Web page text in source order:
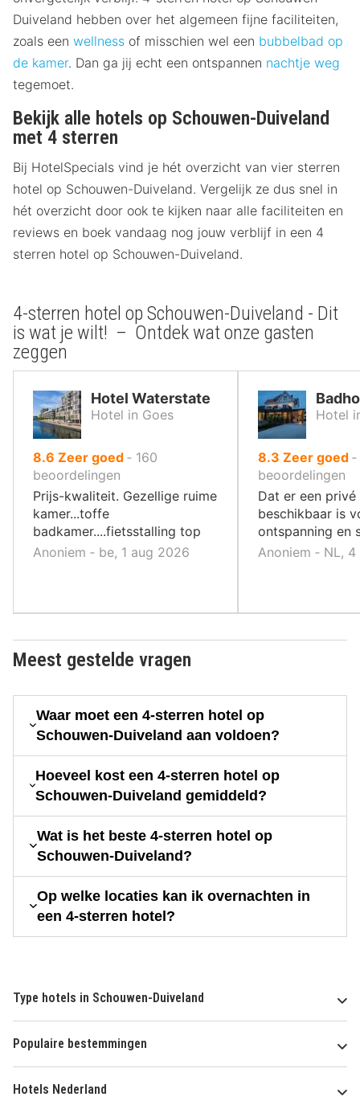
Duiveland hebben over het algemeen fijne faciliteiten,
zoals een wellness of misschien wel een bubbelbad op
de kamer. Dan ga jij echt een ontspannen nachtje weg
tegemoet.
Bekijk alle hotels op Schouwen-Duiveland
met 4 sterren
Bij HotelSpecials vind je hét overzicht van vier sterren
hotel op Schouwen-Duiveland. Vergelijk ze dus snel in
hét overzicht door ook te kijken naar alle faciliteiten en
reviews en boek vandaag nog jouw verblijf in een 4
sterren hotel op Schouwen-Duiveland.
4-sterren hotel op Schouwen-Duiveland - Dit
is wat je wilt! – Ontdek wat onze gasten
zeggen
Hotel Waterstate
Hotel in Goes
8.6 uit
10
,
Zeer goed ‐ 160
beoordelingen
Prijs-kwaliteit. Gezellige ruime
kamer...toffe
badkamer....fietsstalling top
Anoniem ‐ be, 1 aug 2026
Hotel
8.3 uit
10
Zeer goed ‐
beoordelingen
Dat er een privé
beschikbaar is
ontspanning en
Anoniem ‐ NL,
Meest gestelde vragen
Waar moet een 4-sterren hotel op
Schouwen-Duiveland aan voldoen?
Hoeveel kost een 4-sterren hotel op
Schouwen-Duiveland gemiddeld?
Wat is het beste 4-sterren hotel op
Schouwen-Duiveland?
Op welke locaties kan ik overnachten in
een 4-sterren hotel?
Type hotels in Schouwen-Duiveland
Populaire bestemmingen
Hotels Nederland